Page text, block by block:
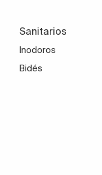
Sanitarios
Inodoros
Bidés